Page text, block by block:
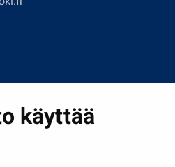
käyttää